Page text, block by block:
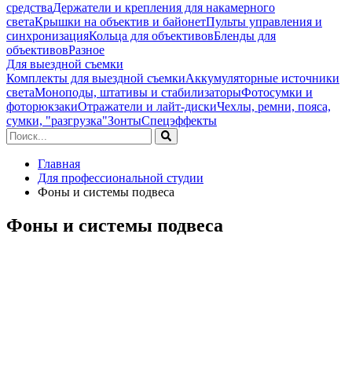
средстваДержатели и крепления для накамерного
светаКрышки на объектив и байонетПульты управления и
синхронизацияКольца для объективовБленды для
объективовРазное
Для выездной съемки
Комплекты для выездной съемкиАккумуляторные источники
светаМоноподы, штативы и стабилизаторыФотосумки и
фоторюкзакиОтражатели и лайт-дискиЧехлы, ремни, пояса,
сумки, "разгрузка"ЗонтыСпецэффекты
Главная
Для профессиональной студии
Фоны и системы подвеса
Фоны и системы подвеса